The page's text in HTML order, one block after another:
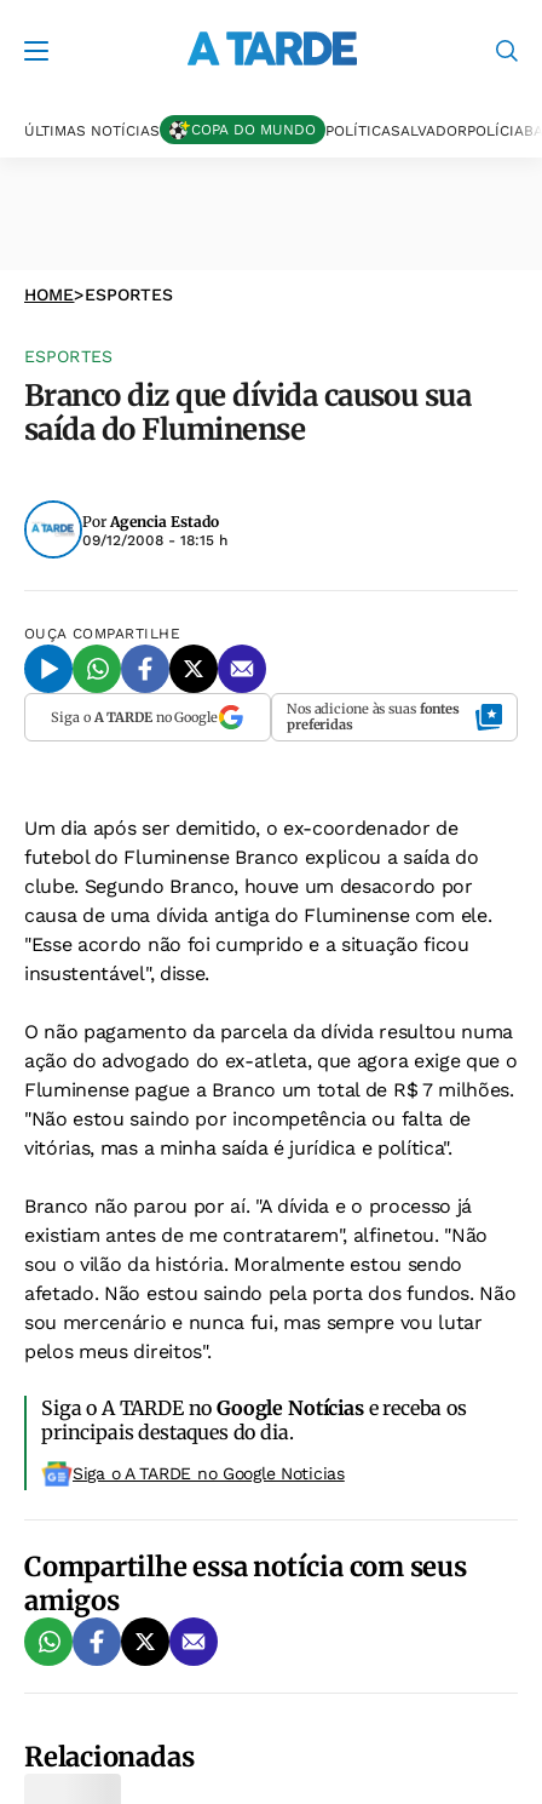
ÚLTIMAS NOTÍCIAS COPA DO MUNDO POLÍTICASALVADORPOLÍCIA
HOME>ESPORTES
ESPORTES
Branco diz que dívida causou sua
saída do Fluminense
PorAgencia Estado
09/12/2008 - 18:15 h
OUÇA COMPARTILHE
Siga o A TARDEno Google Nos adicione às suas fontes
preferidas
Um dia após ser demitido, o ex-coordenador de
futebol do Fluminense Branco explicou a saída do
clube. Segundo Branco, houve um desacordo por
causa de uma dívida antiga do Fluminense com ele.
"Esse acordo não foi cumprido e a situação ficou
insustentável", disse.
O não pagamento da parcela da dívida resultou numa
ação do advogado do ex-atleta, que agora exige que o
Fluminense pague a Branco um total de R$ 7 milhões.
"Não estou saindo por incompetência ou falta de
vitórias, mas a minha saída é jurídica e política".
Branco não parou por aí. "A dívida e o processo já
existiam antes de me contratarem", alfinetou. "Não
sou o vilão da história. Moralmente estou sendo
afetado. Não estou saindo pela porta dos fundos. Não
sou mercenário e nunca fui, mas sempre vou lutar
pelos meus direitos".
Siga o A TARDE noGoogle Notíciase receba os
principais destaques do dia.
Siga o A TARDE no Google Noticias
Compartilhe essa notícia com seus
amigos
Relacionadas